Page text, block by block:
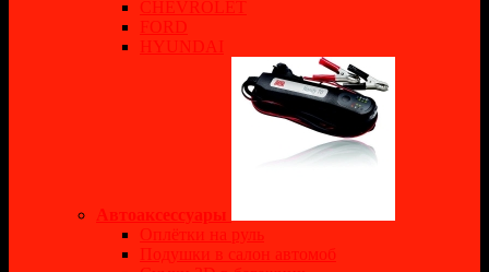
CHEVROLET
FORD
HYUNDAI
Автоаксессуары
Оплётки на руль
Подушки в салон автомоб